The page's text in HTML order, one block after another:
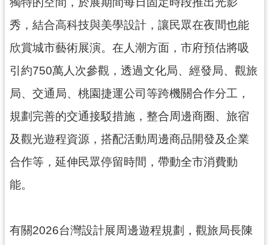
秀，結合高科技與美學設計，讓民眾在夜間也能
欣賞城市藝術展演。在人潮方面，市府預估將吸
引約750萬人次參觀，透過文化局、經發局、觀旅
局、交通局、桃園捷運公司等跨機關合作分工，
規劃完善的交通接駁措施，整合周邊商圈、旅宿
及觀光遊程資源，搭配活動周邊商品開發及企業
合作等，延伸民眾停留時間，帶動全市消費動
能。
有關2026台灣設計展周邊遊程規劃，觀旅局長陳